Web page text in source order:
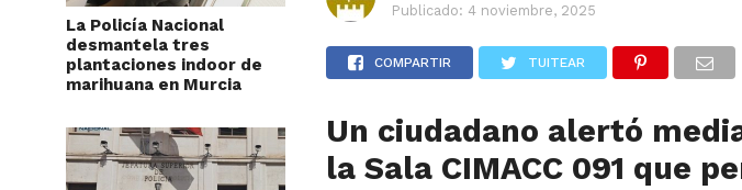
La Policía Nacional
desmantela tres
plantaciones indoor de
marihuana en Murcia
Publicado: 4 noviembre, 2025
COMPARTIR TUITEAR
Un ciudadano alertó m
la Sala CIMACC 091 que